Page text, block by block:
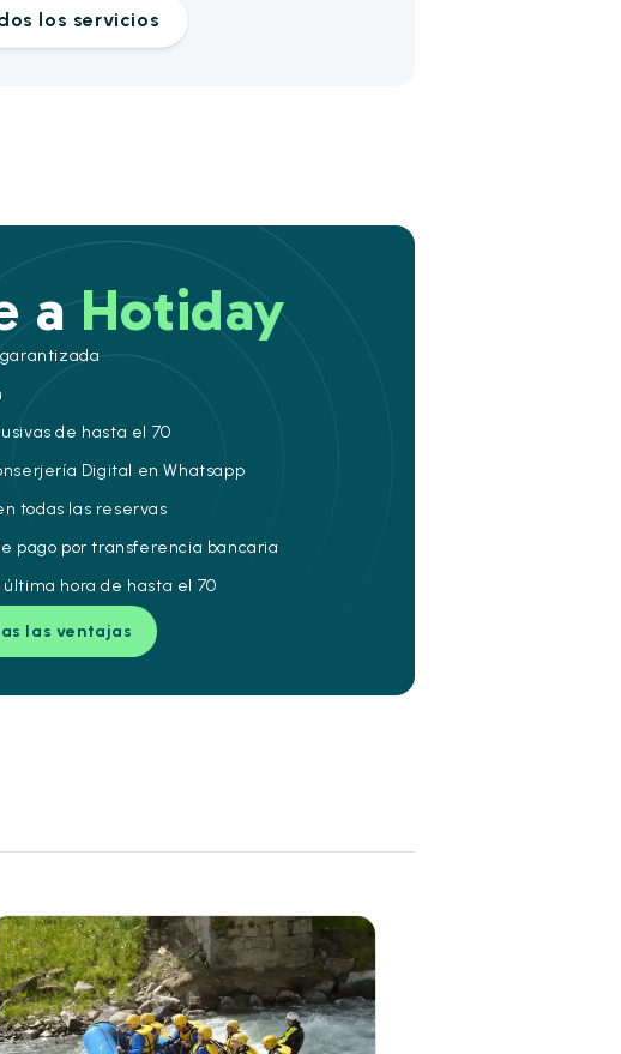
los servicios
aHotiday
de hasta el 70
Digital en Whatsapp
todas las reservas
pago por transferencia bancaria
hora de hasta el 70
las ventajas